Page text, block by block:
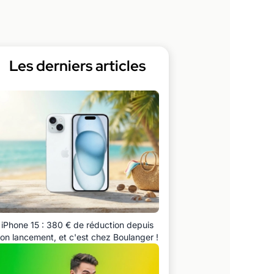
Les derniers articles
iPhone 15 : 380 € de réduction depuis
lancement, et c'est chez Boulanger !